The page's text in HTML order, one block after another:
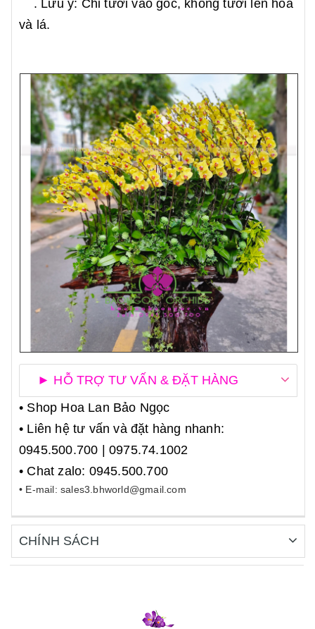
. Lưu ý: Chỉ tưới vào gốc, không tưới lên hoa
và lá.
► HỖ TRỢ TƯ VẤN & ĐẶT HÀNG
• Shop Hoa Lan Bảo Ngọc
• Liên hệ tư vấn và đặt hàng nhanh:
0945.500.700 | 0975.74.1002
• Chat zalo: 0945.500.700
• E-mail: sales3.bhworld@gmail.com
CHÍNH SÁCH